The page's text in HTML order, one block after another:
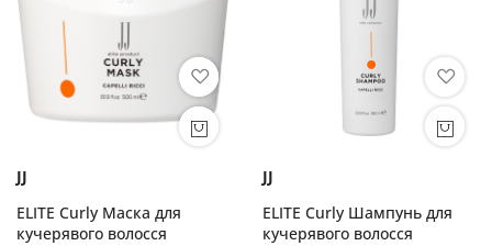
JJ
ELITE Curly Маска для
кучерявого волосся
JJ
ELITE Curly Шампунь для
кучерявого волосся